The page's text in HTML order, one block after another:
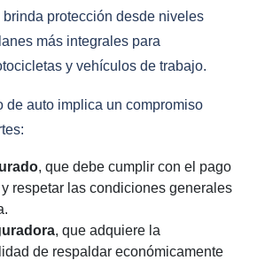
protección desde niveles
más integrales para
y vehículos de trabajo.
de auto implica un compromiso
, que debe cumplir con el pago
respetar las condiciones generales
, que adquiere la
de respaldar económicamente